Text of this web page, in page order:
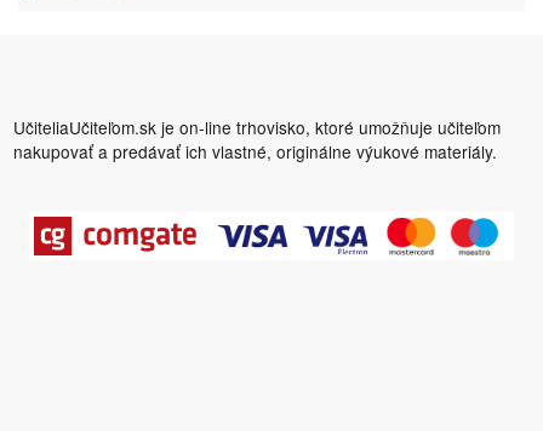
UčiteliaUčiteľom.sk je on-line trhovisko, ktoré umožňuje učiteľom
nakupovať a predávať ich vlastné, originálne výukové materiály.